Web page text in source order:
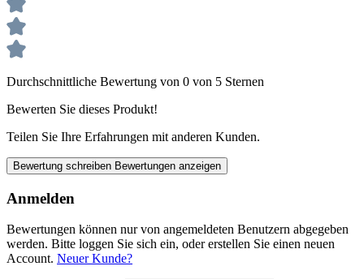
Durchschnittliche Bewertung von 0 von 5 Sternen
Bewerten Sie dieses Produkt!
Teilen Sie Ihre Erfahrungen mit anderen Kunden.
Bewertung schreiben Bewertungen anzeigen
Anmelden
Bewertungen können nur von angemeldeten Benutzern abgegeben
werden. Bitte loggen Sie sich ein, oder erstellen Sie einen neuen
Account. Neuer Kunde?